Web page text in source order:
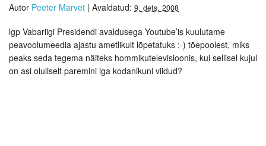
Autor Peeter Marvet | Avaldatud: 9. dets. 2008
lgp Vabariigi Presidendi avaldusega Youtube’is kuulutame
peavoolumeedia ajastu ametlikult lõpetatuks :-) tõepoolest, miks
peaks seda tegema näiteks hommikutelevisioonis, kui sellisel kujul
on asi oluliselt paremini iga kodanikuni viidud?